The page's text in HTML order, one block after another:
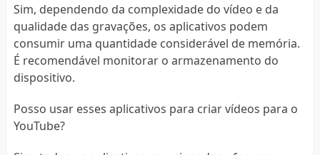
Sim, dependendo da complexidade do vídeo e da
qualidade das gravações, os aplicativos podem
consumir uma quantidade considerável de memória.
É recomendável monitorar o armazenamento do
dispositivo.
Posso usar esses aplicativos para criar vídeos para o
YouTube?